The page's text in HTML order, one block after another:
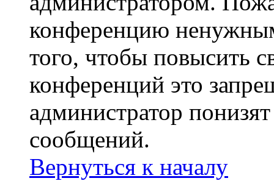
конференцию
того, чтобы повысить
конференций это
администратор
сообщений.
Вернуться к началу